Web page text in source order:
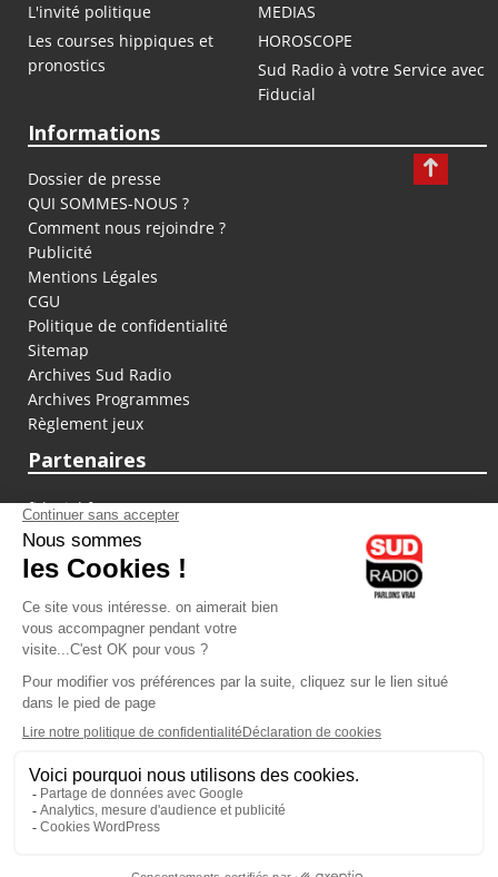
L'invité politique
MEDIAS
Les courses hippiques et
pronostics
HOROSCOPE
Sud Radio à votre Service avec
Fiducial
Informations
Dossier de presse
QUI SOMMES-NOUS ?
Comment nous rejoindre ?
Publicité
Mentions Légales
CGU
Politique de confidentialité
Sitemap
Archives Sud Radio
Archives Programmes
Règlement jeux
Partenaires
fiducial.fr
lyoncapitale.fr
olympique-et-lyonnais.com
L'application Iphone / Android
Téléchargez l'application
Les cookies
Gestion des cookies
Crédit photos : ©Sud Radio / Pierre Olivier